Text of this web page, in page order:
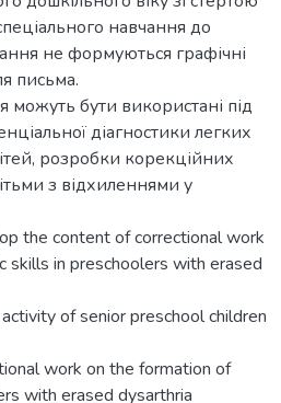
навчання до
не формуються графічні
письма.
можуть бути використані під
діагностики легких
розробки корекційних
з відхиленнями у
the content of correctional work
skills in preschoolers with erased
of senior preschool children
work on the formation of
with erased dysarthria